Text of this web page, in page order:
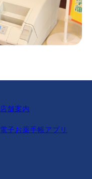
店舗案内
電子お薬手帳アプリ